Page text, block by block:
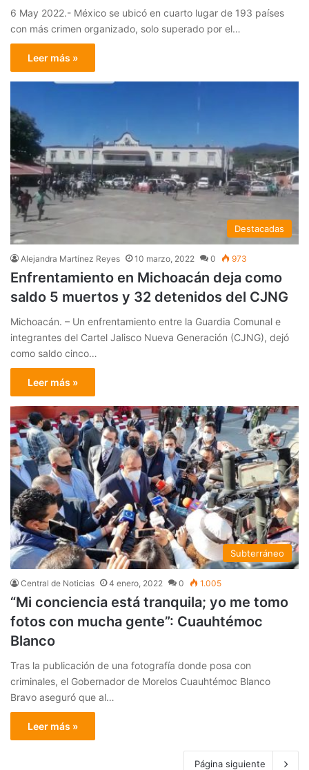
6 May 2022.- México se ubicó en cuarto lugar de 193 países
con más crimen organizado, solo superado por el…
Leer más »
Destacadas
Alejandra Martínez Reyes 10 marzo, 2022 0 973
Enfrentamiento en Michoacán deja como
saldo 5 muertos y 32 detenidos del CJNG
Michoacán. – Un enfrentamiento entre la Guardia Comunal e
integrantes del Cartel Jalisco Nueva Generación (CJNG), dejó
como saldo cinco…
Leer más »
Subterráneo
Central de Noticias 4 enero, 2022 0 1.005
“Mi conciencia está tranquila; yo me tomo
fotos con mucha gente”: Cuauhtémoc
Blanco
Tras la publicación de una fotografía donde posa con
criminales, el Gobernador de Morelos Cuauhtémoc Blanco
Bravo aseguró que al…
Leer más »
Página siguiente